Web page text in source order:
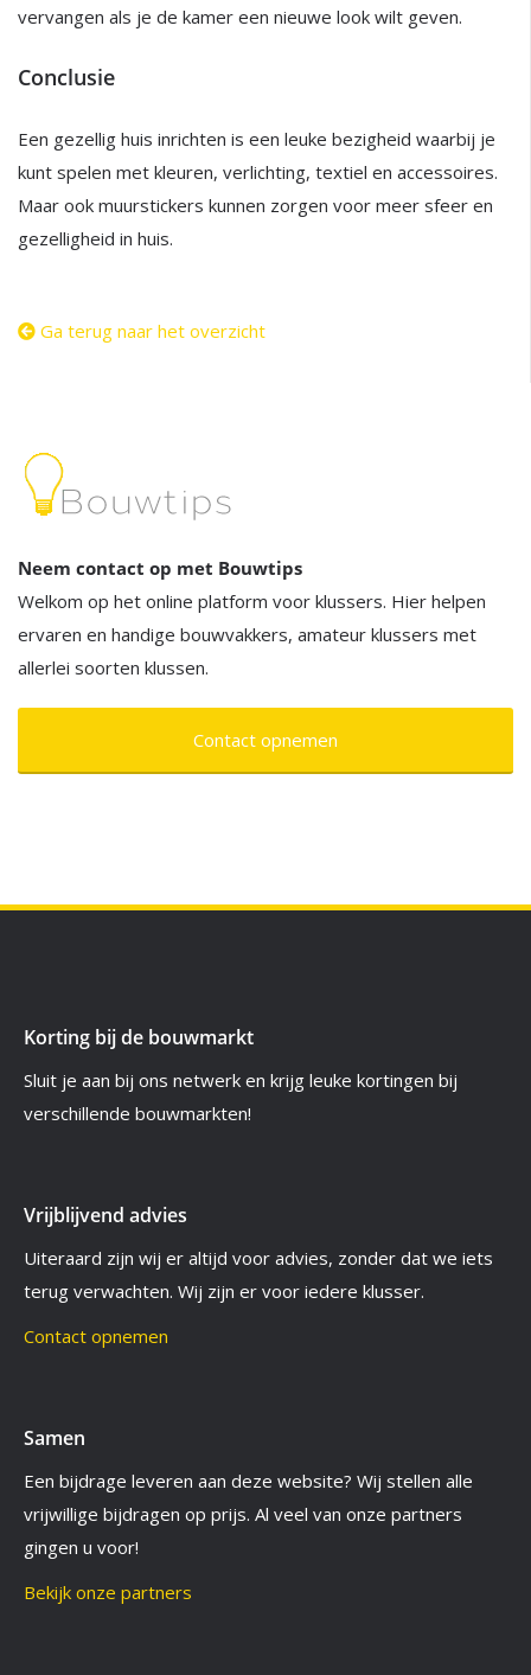
vervangen als je de kamer een nieuwe look wilt geven.
Conclusie
Een gezellig huis inrichten is een leuke bezigheid waarbij je
kunt spelen met kleuren, verlichting, textiel en accessoires.
Maar ook muurstickers kunnen zorgen voor meer sfeer en
gezelligheid in huis.
Ga terug naar het overzicht
Neem contact op met Bouwtips
Welkom op het online platform voor klussers. Hier helpen
ervaren en handige bouwvakkers, amateur klussers met
allerlei soorten klussen.
Contact opnemen
Korting bij de bouwmarkt
Sluit je aan bij ons netwerk en krijg leuke kortingen bij
verschillende bouwmarkten!
Vrijblijvend advies
Uiteraard zijn wij er altijd voor advies, zonder dat we iets
terug verwachten. Wij zijn er voor iedere klusser.
Contact opnemen
Samen
Een bijdrage leveren aan deze website? Wij stellen alle
vrijwillige bijdragen op prijs. Al veel van onze partners
gingen u voor!
Bekijk onze partners